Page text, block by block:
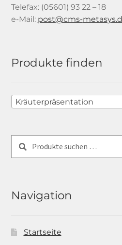
Telefax: (05601) 93 22 – 18
e-Mail:
satem
-smc@
tsop
Produkte finden
Kräuterpräsentation
Suchen
nach:
Suchen
Navigation
Startseite